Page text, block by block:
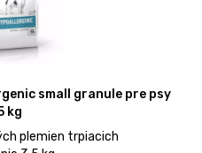
small granule pre psy
kg
plemien trpiacich